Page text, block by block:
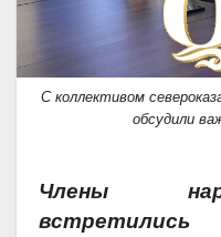
С коллективом
обсудили
Члены